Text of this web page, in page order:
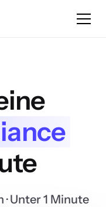
· Unter 1 Minute